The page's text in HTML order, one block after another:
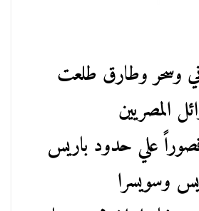
وسحر وطارق طلعت
المصريين
علي حدود باريس
وسويسرا